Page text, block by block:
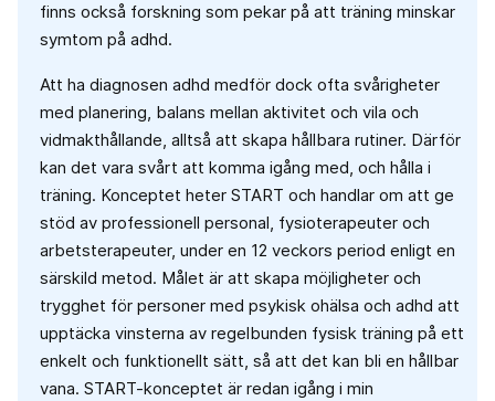
finns också forskning som pekar på att träning minskar
symtom på adhd.
Att ha diagnosen adhd medför dock ofta svårigheter
med planering, balans mellan aktivitet och vila och
vidmakthållande, alltså att skapa hållbara rutiner. Därför
kan det vara svårt att komma igång med, och hålla i
träning. Konceptet heter START och handlar om att ge
stöd av professionell personal, fysioterapeuter och
arbetsterapeuter, under en 12 veckors period enligt en
särskild metod. Målet är att skapa möjligheter och
trygghet för personer med psykisk ohälsa och adhd att
upptäcka vinsterna av regelbunden fysisk träning på ett
enkelt och funktionellt sätt, så att det kan bli en hållbar
vana. START-konceptet är redan igång i min